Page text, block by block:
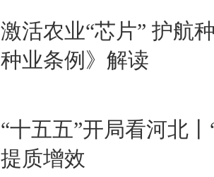
激活农业“芯片” 护
种业条例》解读
“十五五”开局看河北
提质增效